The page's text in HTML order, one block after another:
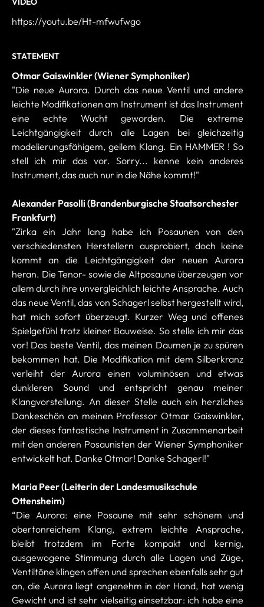
https://youtu.be/Ht-mfwufwgo
STATEMENT
Otmar Gaiswinkler (Wiener Symphoniker)
"Die neue Aurora. Durch das neue Ventil und andere
leichte Modifikationen am Instrument ist das Instrument
eine echte Wucht geworden. Die extreme
Leichtgängigkeit durch alle Lagen bei gleichzeitig
modelierungsfähigem, geilem Klang. Ein HAMMER ! So
stell ich mir das vor. Sorry... kenne kein anderes
Instrument, das auch nur in die Nähe kommt!"
Alexander Pasolli (Brandenburgische Staatsorchester
Frankfurt)
"Zirka ein Jahr lang habe ich Posaunen von den
verschiedensten Herstellern ausprobiert, doch keine
kommt an die Leichtgängigkeit der neuen Aurora
heran. Die Tenor- sowie die Altposaune überzeugen vor
allem durch ihre unvergleichlich leichte Ansprache. Auch
das neue Ventil, das von Schagerl selbst hergestellt wird,
hat mich sofort überzeugt. Kurzer Weg und offenes
Spielgefühl trotz kleiner Bauweise. So stelle ich mir das
vor! Das beste Ventil, das meinen Daumen je zu spüren
bekommen hat. Die Modifikation mit dem Silberkranz
verleiht der Aurora einen voluminösen und etwas
dunkleren Sound und entspricht genau meiner
Klangvorstellung. An dieser Stelle auch ein herzliches
Dankeschön an meinen Professor Otmar Gaiswinkler,
der dieses fantastische Instrument in Zusammenarbeit
mit den anderen Posaunisten der Wiener Symphoniker
entwickelt hat. Danke Otmar! Danke Schagerl!"
Maria Peer (Leiterin der Landesmusikschule
Ottensheim)
“Die Aurora: eine Posaune mit sehr schönem und
obertonreichem Klang, extrem leichte Ansprache,
bleibt trotzdem im Forte kompakt und kernig,
ausgewogene Stimmung durch alle Lagen und Züge,
Ventiltöne klingen offen und sprechen ebenfalls sehr gut
an, die Aurora liegt angenehm in der Hand, hat wenig
Gewicht und ist sehr vielseitig einsetzbar: ich habe eine